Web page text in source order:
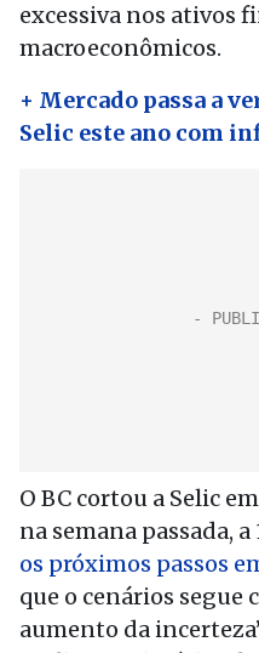
excessiva nos ativos
macroeconômicos.
+ Mercado passa a
Selic este ano com
O BC cortou a Selic
na semana passada, a
os próximos passos
que o cenários segue
aumento da